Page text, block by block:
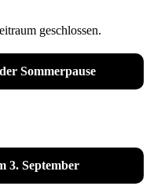
geschlossen.
Sommerpause
3. September